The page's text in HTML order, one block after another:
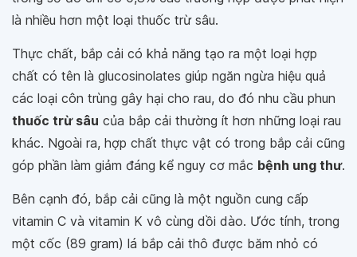
là nhiều hơn một loại thuốc trừ sâu.
Thực chất, bắp cải có khả năng tạo ra một loại hợp
chất có tên là glucosinolates giúp ngăn ngừa hiệu quả
các loại côn trùng gây hại cho rau, do đó nhu cầu phun
thuốc trừ sâu của bắp cải thường ít hơn những loại rau
khác. Ngoài ra, hợp chất thực vật có trong bắp cải cũng
góp phần làm giảm đáng kể nguy cơ mắc bệnh ung thư.
Bên cạnh đó, bắp cải cũng là một nguồn cung cấp
vitamin C và vitamin K vô cùng dồi dào. Ước tính, trong
một cốc (89 gram) lá bắp cải thô được băm nhỏ có